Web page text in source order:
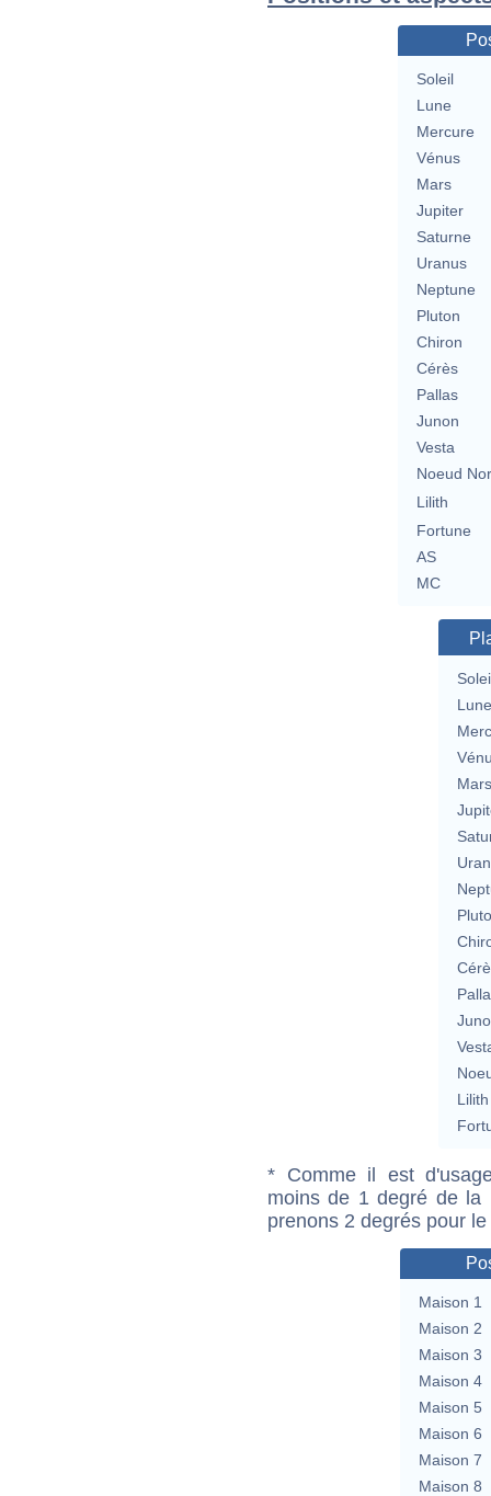
Soleil
Lune
Mercure
Vénus
Mars
Jupiter
Saturne
Uranus
Neptune
Pluton
Chiron
Cérès
Pallas
Junon
Vesta
Noeud
Lilith
Fortune
AS
MC
Lune
Mars
Lilith
* Comme il est
moins de 1 degré de la
prenons 2 degrés pour
Maison 1
Maison 2
Maison 3
Maison 4
Maison 5
Maison 6
Maison 7
Maison 8